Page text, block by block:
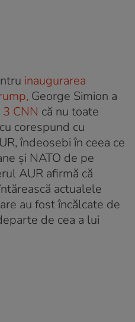
inaugurarea
George Simion a
CNN că nu toate
corespund cu
îndeosebi în ceea ce
și NATO de pe
AUR afirmă că
actualele
au fost încălcate de
de cea a lui